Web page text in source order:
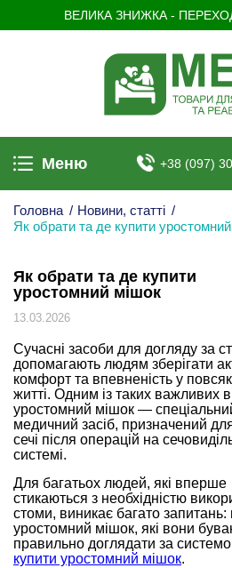
ВЕЛИКА ЗНИЖКА -
Меню +38 (097)
Головна / Новини, статті /
Як обрати та де купити
Як обрати та де купити
уростомний мішок
13.03.2026
Сучасні засоби для догляду за
допомагають людям зберігати
комфорт та впевненість у
житті. Одним із таких важливих
уростомний мішок —
медичний засіб, призначений
сечі після операцій на
системі.
Для багатьох людей, які вперше
стикаються з необхідністю
стоми, виникає багато
уростомний мішок, які вони
правильно доглядати за
купити уростомний мішок.